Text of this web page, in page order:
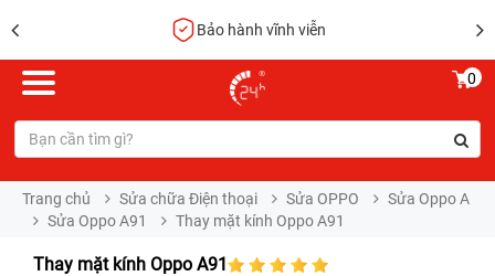
Bảo hành vĩnh viễn
0
Trang chủ Sửa chữa Điện thoại Sửa OPPO
Sửa Oppo A
Sửa Oppo A91
Thay mặt kính Oppo A91
Thay mặt kính Oppo A91